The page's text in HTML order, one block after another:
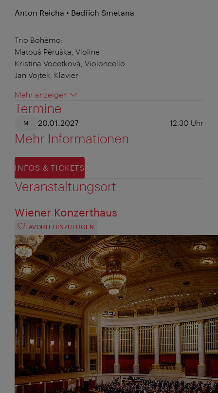
Anton Reicha • Bedřich Smetana
Trio Bohémo:
Matouš Pěruška, Violine
Kristina Vocetková, Violoncello
Jan Vojtek, Klavier
Mehr anzeigen
Termine
Mi 20.01.2027 12:30 Uhr
Mehr Informationen
INFOS & TICKETS
Veranstaltungsort
Wiener Konzerthaus
FAVORIT HINZUFÜGEN